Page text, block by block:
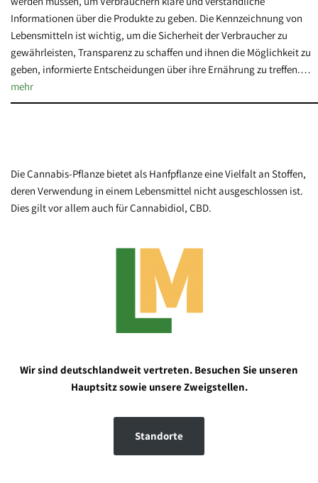
Informationen über die Produkte zu geben. Die Kennzeichnung von
Lebensmitteln ist wichtig, um die Sicherheit der Verbraucher zu
gewährleisten, Transparenz zu schaffen und ihnen die Möglichkeit zu
geben, informierte Entscheidungen über ihre Ernährung zu treffen.…
mehr
Die Cannabis-Pflanze bietet als Hanfpflanze eine Vielfalt an Stoffen,
deren Verwendung in einem Lebensmittel nicht ausgeschlossen ist.
Dies gilt vor allem auch für Cannabidiol, CBD.
Wir sind deutschlandweit vertreten. Besuchen Sie unseren
Hauptsitz sowie unsere Zweigstellen.
Standorte